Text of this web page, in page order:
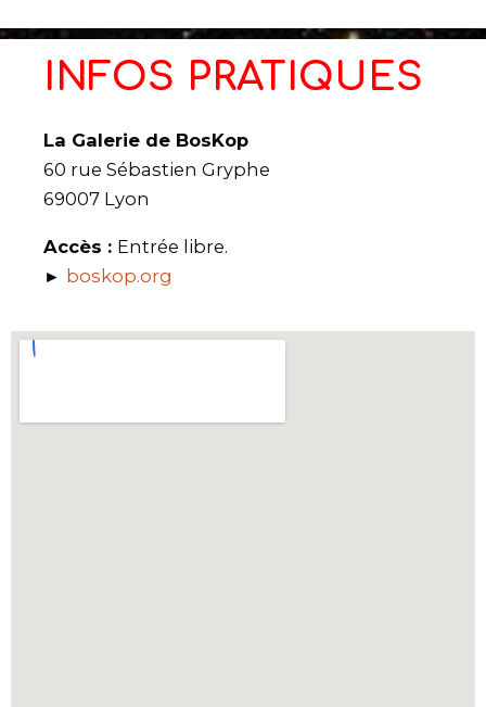
INFOS PRATIQUES
La Galerie de BosKop
60 rue Sébastien Gryphe
69007 Lyon
Accès : Entrée libre.
► boskop.org